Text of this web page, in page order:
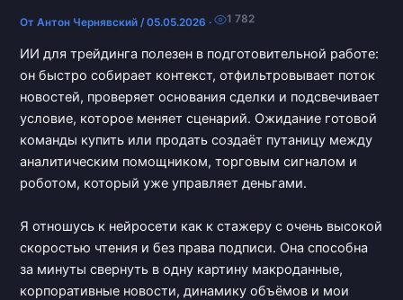
ОтАнтон Чернявский/05.05.2026 · 1 782
ИИ для трейдинга полезен в подготовительной работе:
он быстро собирает контекст, отфильтровывает поток
новостей, проверяет основания сделки и подсвечивает
условие, которое меняет сценарий. Ожидание готовой
команды купить или продать создаёт путаницу между
аналитическим помощником, торговым сигналом и
роботом, который уже управляет деньгами.
Я отношусь к нейросети как к стажеру с очень высокой
скоростью чтения и без права подписи. Она способна
за минуты свернуть в одну картину макроданные,
корпоративные новости, динамику объёмов и мои